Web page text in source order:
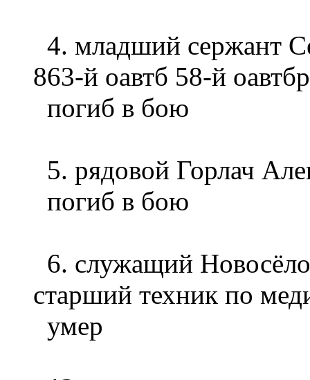
4. младший сержант
863-й оавтб 58-й оавтбр
погиб в бою
5. рядовой Горлач
погиб в бою
6. служащий
старший техник по
умер